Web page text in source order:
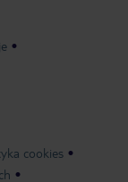
cookies